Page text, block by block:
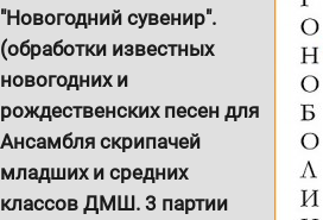
"Новогодний сувенир".
(обработки известных
новогодних и
рождественских песен для
Ансамбля скрипачей
младших и средних
классов ДМШ. 3 партии